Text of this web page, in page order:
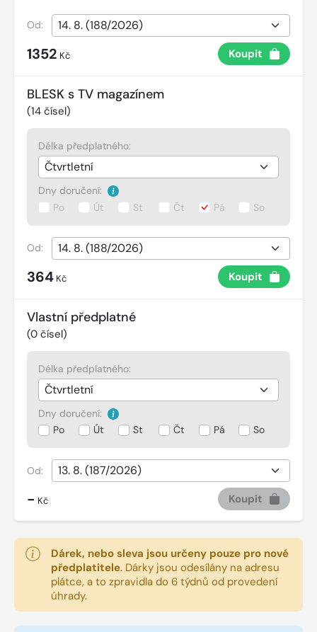
Od:
1352 Kč Koupit
BLESK s TV magazínem
(14 čísel)
Délka předplatného:
Dny doručení:
Po
Út St Čt Pá So
Od:
364 Kč Koupit
Vlastní předplatné
(0 čísel)
Délka předplatného:
Dny doručení:
Po
Út St Čt Pá So
Od:
- Kč Koupit
Dárek, nebo sleva jsou určeny pouze pro nové
předplatitele. Dárky jsou odesílány na adresu
plátce, a to zpravidla do 6 týdnů od provedení
úhrady.